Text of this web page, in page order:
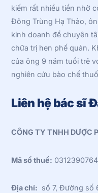
kiếm rất nhiều tiền nhờ
Đông Trùng Hạ Thảo,
kinh doanh để chuyên
chữa trị hen phế quản.
của ông 9 năm tuổi trẻ
nghiên cứu bào chế
Liên hệ bác sĩ
CÔNG TY TNHH DƯỢC
Mã số thuế: 0312390764
Địa chỉ: số 7, Đường số